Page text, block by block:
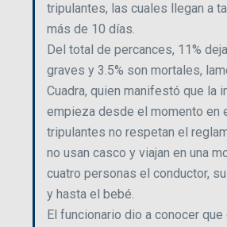
tripulantes, las cuales llegan a
más de 10 días.
Del total de percances, 11%
graves y 3.5% son mortales,
Cuadra, quien manifestó que la
empieza desde el momento en
tripulantes no respetan el
no usan casco y viajan en una
cuatro personas el conductor,
y hasta el bebé.
El funcionario dio a conocer